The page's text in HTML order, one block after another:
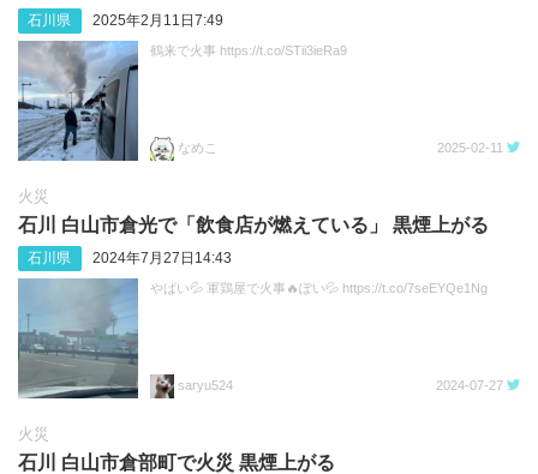
石川県 2025年2月11日7:49
鶴来で火事 https://t.co/STii3ieRa9
なめこ 2025-02-11
火災
石川 白山市倉光で「飲食店が燃えている」 黒煙上がる
石川県 2024年7月27日14:43
やばい💦 軍鶏屋で火事🔥ぽい💦 https://t.co/7seEYQe1Ng
saryu524 2024-07-27
火災
石川 白山市倉部町で火災 黒煙上がる